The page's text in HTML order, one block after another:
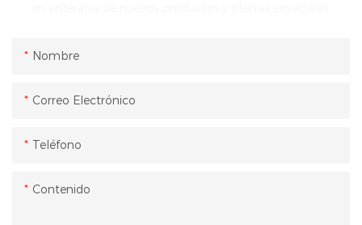
Nombre
Correo Electrónico
Teléfono
Contenido